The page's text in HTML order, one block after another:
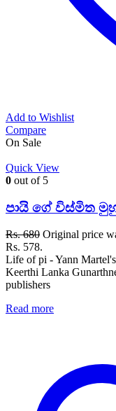
Add to Wishlist
Compare
On Sale
Quick View
0 out of 5
පායි ගේ විස්මිත
Rs.680 Original price
Rs. 578.
Life of pi - Yann
Keerthi Lanka
publishers
Read more